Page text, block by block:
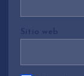
Sitio web